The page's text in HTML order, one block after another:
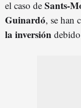
el caso de Sants-
Guinardó, se han
la inversión